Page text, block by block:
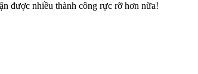
được nhiều thành công rực rỡ hơn nữa!